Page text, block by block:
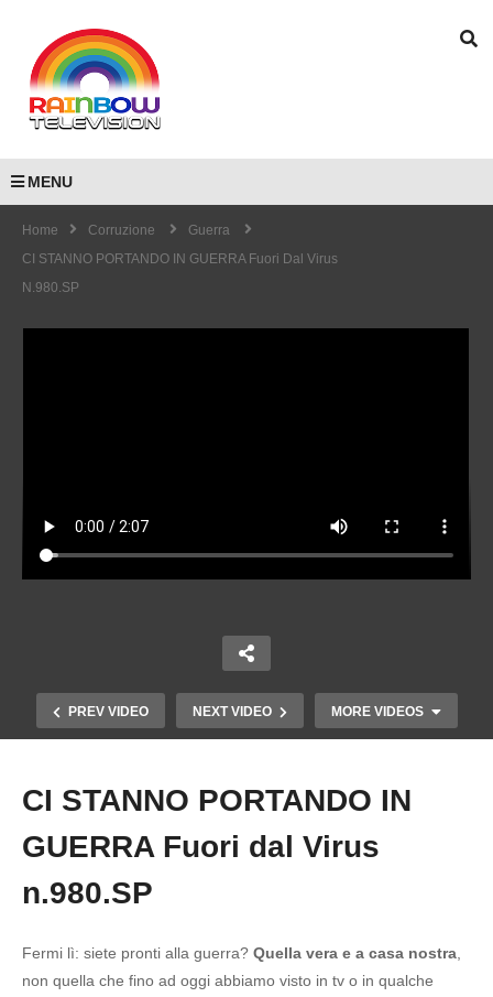
MENU
Home Corruzione
Guerra
CI STANNO PORTANDO IN GUERRA Fuori Dal Virus
N.980.SP
PREV VIDEO NEXT VIDEO MORE VIDEOS
Copy Embed Code
JULIAN ASSANGE E’ UN EROE: NON
CI STANNO PORTANDO IN
GUERRA Fuori dal Virus
n.980.SP
Fermi lì: siete pronti alla guerra? Quella vera e a casa nostra,
non quella che fino ad oggi abbiamo visto in tv o in qualche